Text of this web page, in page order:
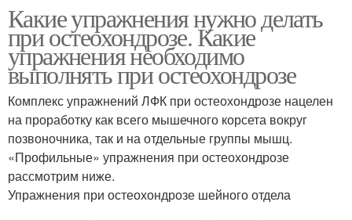
Какие упражнения нужно делать
при остеохондрозе. Какие
упражнения необходимо
выполнять при остеохондрозе
Комплекс упражнений ЛФК при остеохондрозе нацелен
на проработку как всего мышечного корсета вокруг
позвоночника, так и на отдельные группы мышц.
«Профильные» упражнения при остеохондрозе
рассмотрим ниже.
Упражнения при остеохондрозе шейного отдела